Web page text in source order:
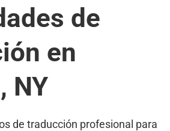
de
en
NY
de traducción profesional para